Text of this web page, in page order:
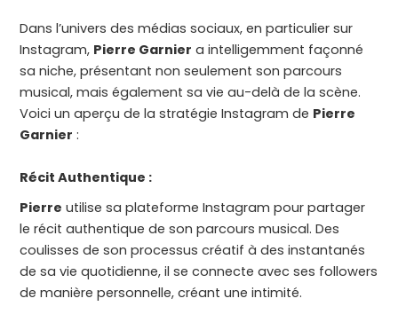
Dans l’univers des médias sociaux, en particulier sur
Instagram, Pierre Garnier a intelligemment façonné
sa niche, présentant non seulement son parcours
musical, mais également sa vie au-delà de la scène.
Voici un aperçu de la stratégie Instagram de Pierre
Garnier :
Récit Authentique :
Pierre utilise sa plateforme Instagram pour partager
le récit authentique de son parcours musical. Des
coulisses de son processus créatif à des instantanés
de sa vie quotidienne, il se connecte avec ses followers
de manière personnelle, créant une intimité.